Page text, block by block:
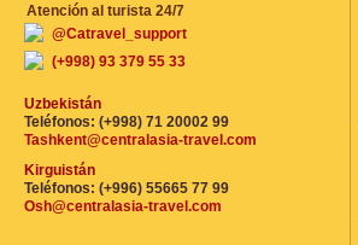
Atención al turista 24/7
@Catravel_support
(+998) 93 379 55 33
Uzbekistán
Teléfonos: (+998) 71 20002 99
Tashkent@centralasia-travel.com
Kirguistán
Teléfonos: (+996) 55665 77 99
Osh@centralasia-travel.com